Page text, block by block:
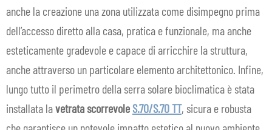
anche la creazione una zona utilizzata come disimpegno prima
dell’accesso diretto alla casa, pratica e funzionale, ma anche
esteticamente gradevole e capace di arricchire la struttura,
anche attraverso un particolare elemento architettonico. Infine,
lungo tutto il perimetro della serra solare bioclimatica è stata
installata lavetrata scorrevole S.70/S.70 TT, sicura e robusta